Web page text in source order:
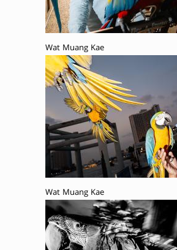
Wat Muang Kae
Wat Muang Kae